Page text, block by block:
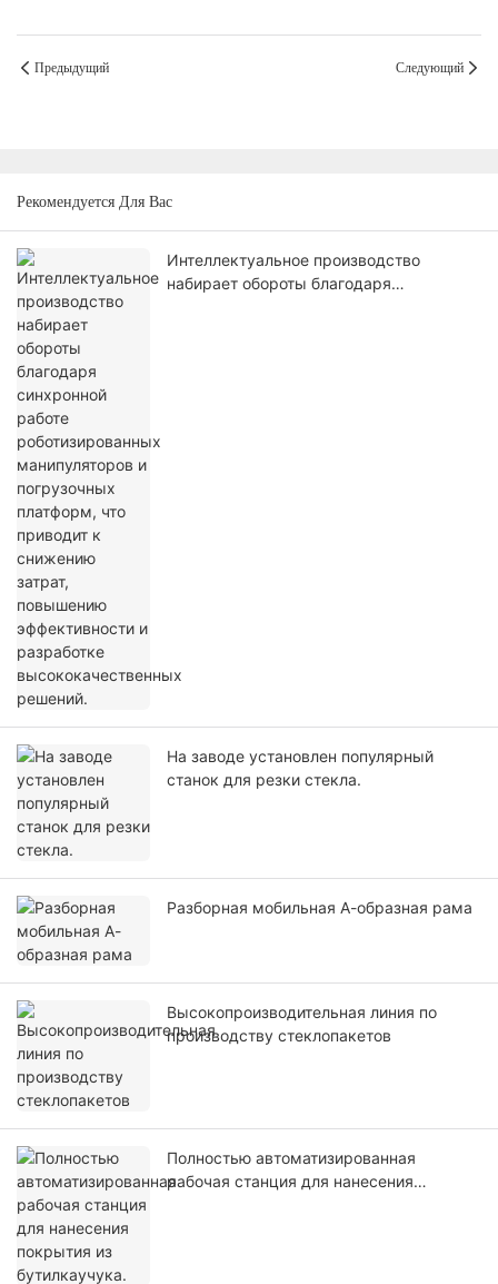
Предыдущий Следующий
Рекомендуется Для Вас
Интеллектуальное производство
набирает обороты благодаря
На заводе установлен популярный
станок для резки стекла.
Разборная мобильная А-образная рама
Высокопроизводительная линия по
производству стеклопакетов
Полностью автоматизированная
рабочая станция для нанесения